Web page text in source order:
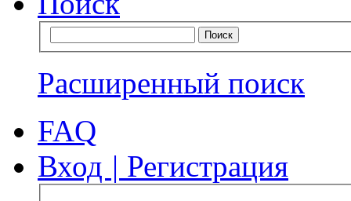
Расширенный поиск
FAQ
Вход | Регистрация